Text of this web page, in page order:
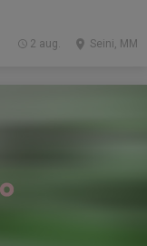
Seini, MM
2 aug.